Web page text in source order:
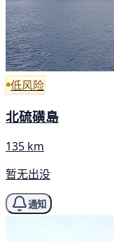
低风险
北硫磺島
135 km
暂无出没
通知